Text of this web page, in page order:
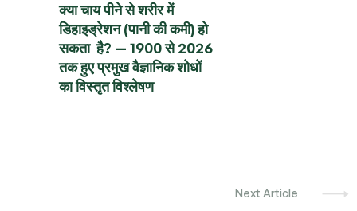
क्या चाय पीने से शरीर में
डिहाइड्रेशन (पानी की कमी) हो
सकता है? — 1900 से 2026
तक हुए प्रमुख वैज्ञानिक शोधों
का विस्तृत विश्लेषण
Next Article